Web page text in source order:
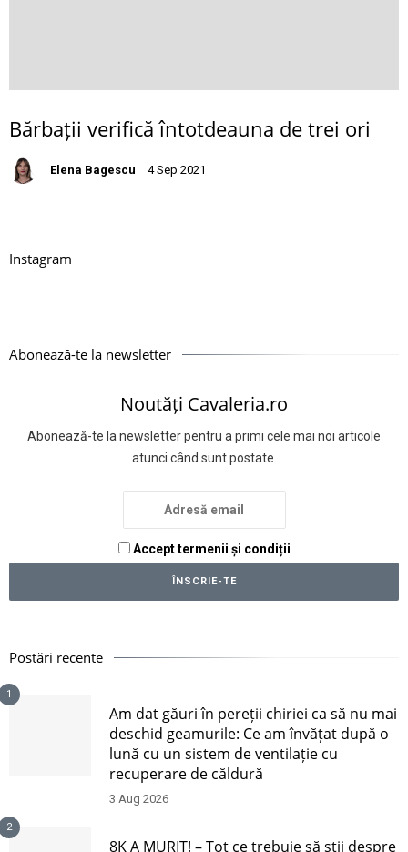
Bărbații verifică întotdeauna de trei ori
Elena Bagescu 4 Sep 2021
Instagram
Abonează-te la newsletter
Noutăți Cavaleria.ro
Abonează-te la newsletter pentru a primi cele mai noi articole
atunci când sunt postate.
Accept termenii și condiții
Postări recente
1
Am dat găuri în pereții chiriei ca să nu mai
deschid geamurile: Ce am învățat după o
lună cu un sistem de ventilație cu
recuperare de căldură
3 Aug 2026
2
8K A MURIT! – Tot ce trebuie să știi despre